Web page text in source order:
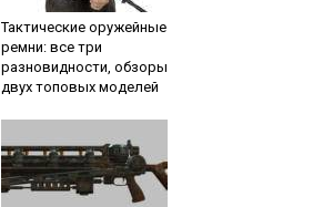
Тактические оружейные
ремни: все три
разновидности, обзоры
двух топовых моделей